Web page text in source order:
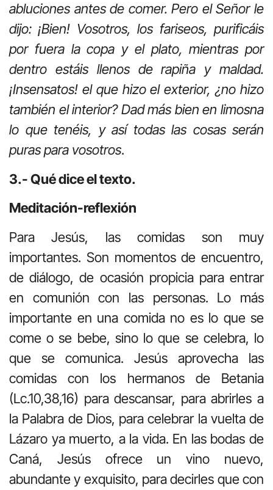
abluciones antes de comer. Pero el Señor le
dijo: ¡Bien! Vosotros, los fariseos, purificáis
por fuera la copa y el plato, mientras por
dentro estáis llenos de rapiña y maldad.
¡Insensatos! el que hizo el exterior, ¿no hizo
también el interior? Dad más bien en limosna
lo que tenéis, y así todas las cosas serán
puras para vosotros.
3.- Qué dice el texto.
Meditación-reflexión
Para Jesús, las comidas son muy
importantes. Son momentos de encuentro,
de diálogo, de ocasión propicia para entrar
en comunión con las personas. Lo más
importante en una comida no es lo que se
come o se bebe, sino lo que se celebra, lo
que se comunica. Jesús aprovecha las
comidas con los hermanos de Betania
(Lc.10,38,16) para descansar, para abrirles a
la Palabra de Dios, para celebrar la vuelta de
Lázaro ya muerto, a la vida. En las bodas de
Caná, Jesús ofrece un vino nuevo,
abundante y exquisito, para decirles que con